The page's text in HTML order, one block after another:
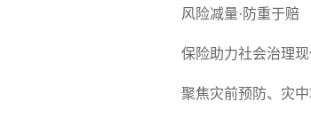
风险减量·防重于赔
保险助力社会治理
聚焦灾前预防、灾